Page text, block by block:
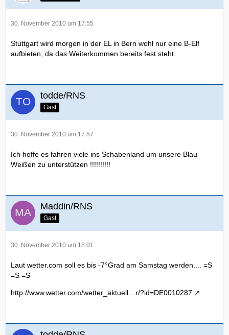
30. November 2010 um 17:55
Stuttgart wird morgen in der EL in Bern wohl nur eine B-Elf
aufbieten, da das Weiterkommen bereits fest steht.
todde/RNS
Gast
30. November 2010 um 17:57
Ich hoffe es fahren viele ins Schabenland um unsere Blau
Weißen zu unterstützen !!!!!!!!!!
Maddin/RNS
Gast
30. November 2010 um 18:01
Laut wetter.com soll es bis -7°Grad am Samstag werden.... =S
=S =S
http://www.wetter.com/wetter_aktuell…r/?id=DE0010287